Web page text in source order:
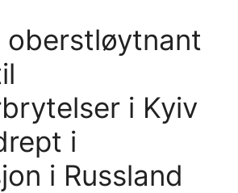
oberstløytnant
i Kyiv
i
i Russland